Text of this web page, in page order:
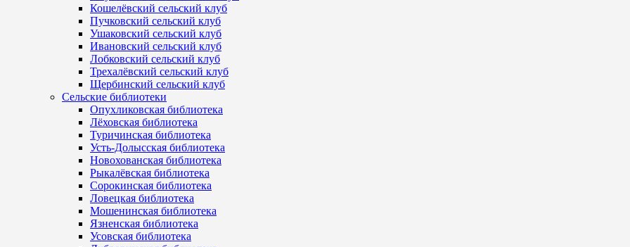
Кошелёвский сельский клуб
Пучковский сельский клуб
Ушаковский сельский клуб
Ивановский сельский клуб
Лобковский сельский клуб
Трехалёвский сельский клуб
Щербинский сельский клуб
Сельские библиотеки
Опухликовская библиотека
Лёховская библиотека
Туричинская библиотека
Усть-Долысская библиотека
Новохованская библиотека
Рыкалёвская библиотека
Сорокинская библиотека
Ловецкая библиотека
Мошенинская библиотека
Язненская библиотека
Усовская библиотека